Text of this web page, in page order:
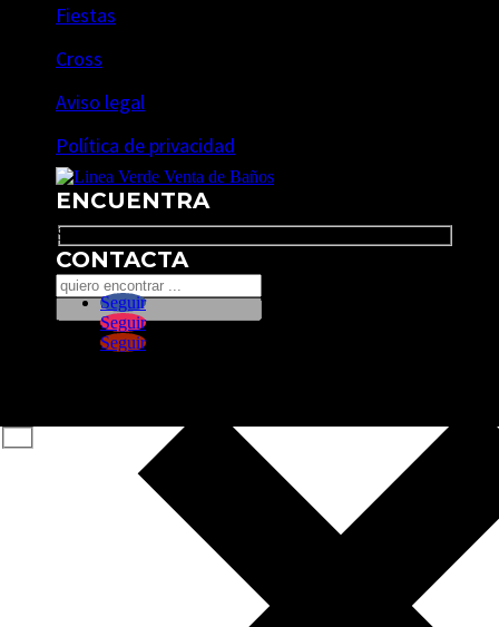
Fiestas
Cross
Aviso legal
Política de privacidad
ENCUENTRA
Search
CONTACTA
Seguir
Seguir
Seguir